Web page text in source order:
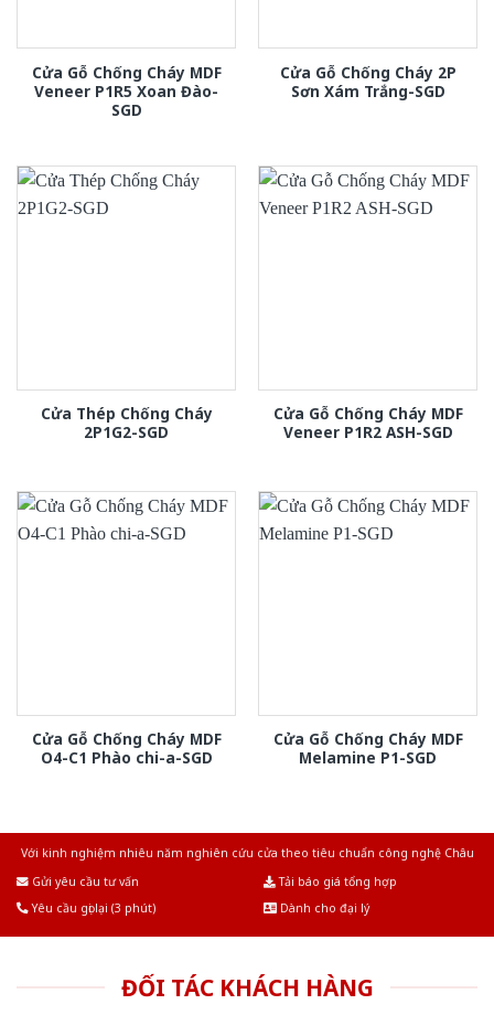
Cửa Gỗ Chống Cháy MDF
Veneer P1R5 Xoan Đào-
SGD
Cửa Gỗ Chống Cháy 2P
Sơn Xám Trắng-SGD
Cửa Thép Chống Cháy
2P1G2-SGD
Cửa Gỗ Chống Cháy MDF
Veneer P1R2 ASH-SGD
Cửa Gỗ Chống Cháy MDF
O4-C1 Phào chi-a-SGD
Cửa Gỗ Chống Cháy MDF
Melamine P1-SGD
Với kinh nghiệm nhiêu năm nghiên cứu cửa theo tiêu chuẩn công nghệ Châu
Gửi yêu cầu tư vấn
Tải báo giá tổng hợp
Yêu cầu gọi lại (3 phút)
Dành cho đại lý
ĐỐI TÁC KHÁCH HÀNG